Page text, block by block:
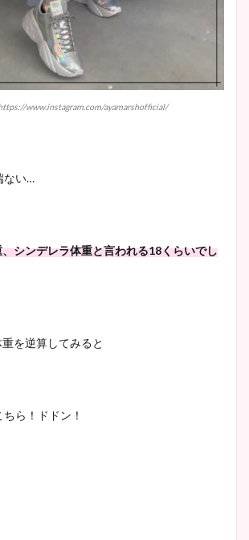
www.instagram.com/ayamarshofficial/
ない…
シンデレラ体重と言われる18くらいでし
を逆算してみると
ら！ドドン！